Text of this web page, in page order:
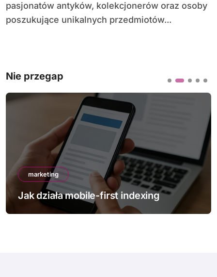
pasjonatów antyków, kolekcjonerów oraz osoby
poszukujące unikalnych przedmiotów...
Nie przegap
marketing
Jak działa mobile-first indexing